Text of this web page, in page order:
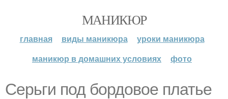
МАНИКЮР
главная виды маникюра
уроки маникюра
маникюр в домашних условиях
фото
Серьги под бордовое платье